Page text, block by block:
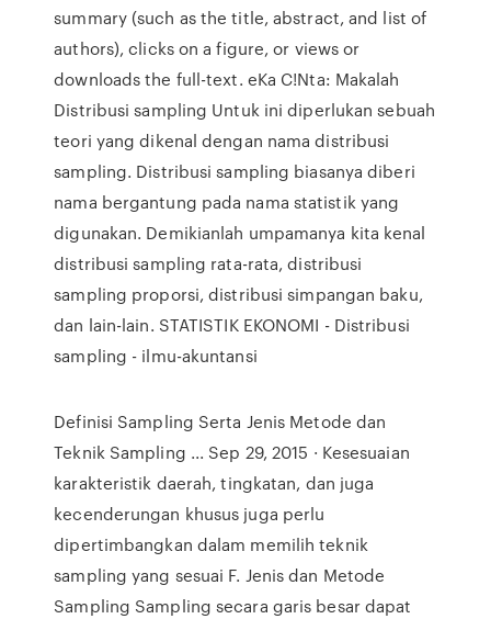
summary (such as the title, abstract, and list of
authors), clicks on a figure, or views or
downloads the full-text. eKa C!Nta: Makalah
Distribusi sampling Untuk ini diperlukan sebuah
teori yang dikenal dengan nama distribusi
sampling. Distribusi sampling biasanya diberi
nama bergantung pada nama statistik yang
digunakan. Demikianlah umpamanya kita kenal
distribusi sampling rata-rata, distribusi
sampling proporsi, distribusi simpangan baku,
dan lain-lain. STATISTIK EKONOMI - Distribusi
sampling - ilmu-akuntansi
Definisi Sampling Serta Jenis Metode dan
Teknik Sampling ... Sep 29, 2015 · Kesesuaian
karakteristik daerah, tingkatan, dan juga
kecenderungan khusus juga perlu
dipertimbangkan dalam memilih teknik
sampling yang sesuai F. Jenis dan Metode
Sampling Sampling secara garis besar dapat